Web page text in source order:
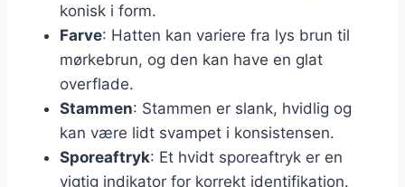
konisk i form.
Farve: Hatten kan variere fra lys brun til
mørkebrun, og den kan have en glat
overflade.
Stammen: Stammen er slank, hvidlig og
kan være lidt svampet i konsistensen.
Sporeaftryk: Et hvidt sporeaftryk er en
vigtig indikator for korrekt identifikation.